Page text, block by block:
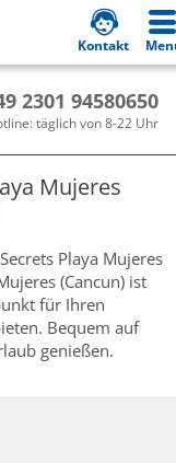
2301 94580650
täglich von 8-22 Uhr
Kontakt
Mujeres
Playa Mujeres
(Cancun) ist
für Ihren
Bequem auf
genießen.